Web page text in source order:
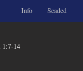
Info Seaded
1:7-14